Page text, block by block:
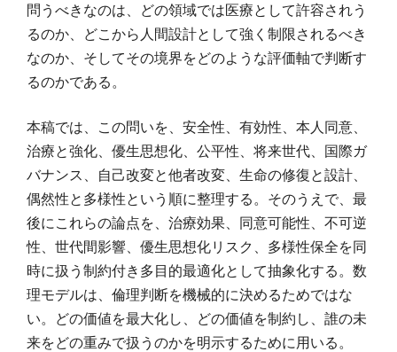
問うべきなのは、どの領域では医療として許容されう
るのか、どこから人間設計として強く制限されるべき
なのか、そしてその境界をどのような評価軸で判断す
るのかである。
本稿では、この問いを、安全性、有効性、本人同意、
治療と強化、優生思想化、公平性、将来世代、国際ガ
バナンス、自己改変と他者改変、生命の修復と設計、
偶然性と多様性という順に整理する。そのうえで、最
後にこれらの論点を、治療効果、同意可能性、不可逆
性、世代間影響、優生思想化リスク、多様性保全を同
時に扱う制約付き多目的最適化として抽象化する。数
理モデルは、倫理判断を機械的に決めるためではな
い。どの価値を最大化し、どの価値を制約し、誰の未
来をどの重みで扱うのかを明示するために用いる。